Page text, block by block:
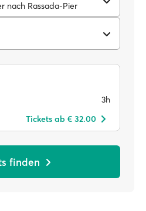
nach Rassada-Pier
3h
Tickets ab € 32.00
finden